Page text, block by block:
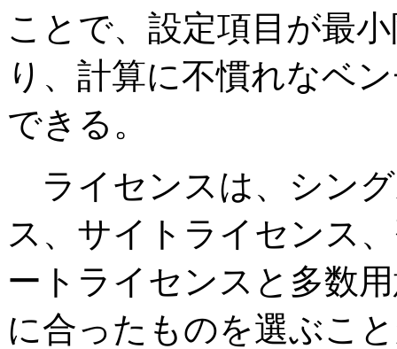
ことで、設定項目が最
り、計算に不慣れなベ
できる。
ライセンスは、シン
ス、サイトライセンス
ートライセンスと多数
に合ったものを選ぶこ